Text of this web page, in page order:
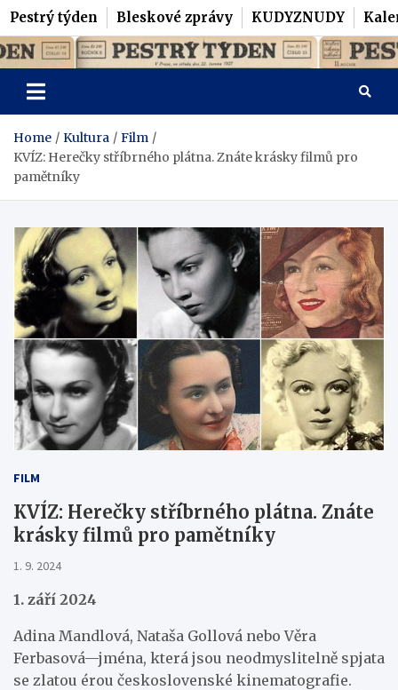
Pestrý týden Bleskové zprávy KUDYZNUDY
Skip
to
content
Pestrý Týden
Home Kultura
Film
KVÍZ: Herečky stříbrného plátna. Znáte krásky filmů pro
pamětníky
FILM
KVÍZ: Herečky stříbrného plátna. Znáte
krásky filmů pro pamětníky
1. 9. 2024
1. září 2024
Adina Mandlová, Nataša Gollová nebo Věra
Ferbasová—jména, která jsou neodmyslitelně spjata
se zlatou érou československé kinematografie.